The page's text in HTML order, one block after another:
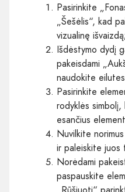
Pasirinkite
„Šešėlis“, kad
vizualinę išvaizdą;
Išdėstymo dydį
pakeisdami
naudokite
Pasirinkite
rodyklės
esančius
Nuvilkite
ir paleiskite
Norėdami
paspauskite